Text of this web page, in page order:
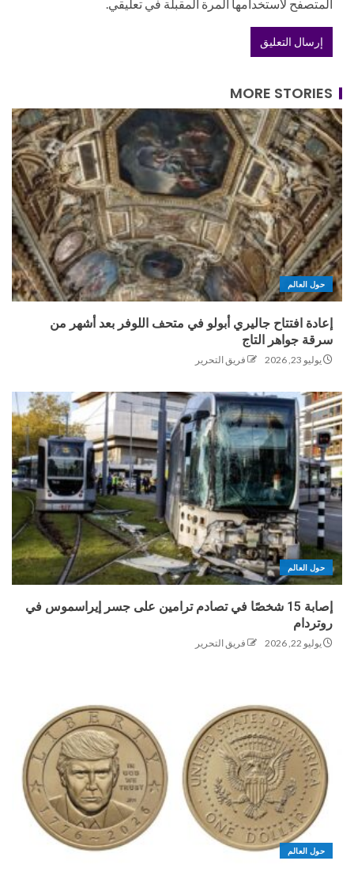
المتصفح لاستخدامها المرة المقبلة في تعليقي.
MORE STORIES
حول العالم
إعادة افتتاح جاليري أبولو في متحف اللوفر بعد أشهر من
سرقة جواهر التاج
يوليو 23, 2026 فريق التحرير
حول العالم
إصابة 15 شخصًا في تصادم ترامين على جسر إيراسموس في
روتردام
يوليو 22, 2026 فريق التحرير
حول العالم